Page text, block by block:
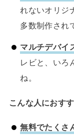
れないオリジ
多数制作され
マルチデバイ
レビと、いろ
ね。
こんな人におすす
無料でたくさ